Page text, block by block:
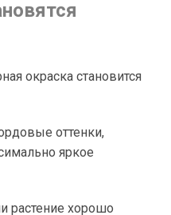
окраска становится
оттенки,
яркое
растение хорошо